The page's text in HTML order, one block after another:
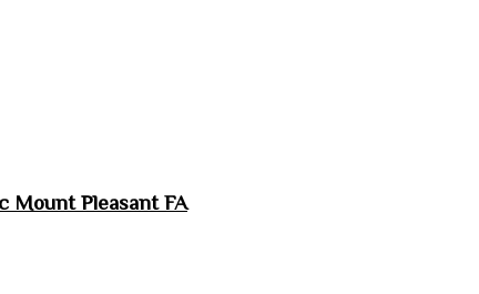
Mount Pleasant FA